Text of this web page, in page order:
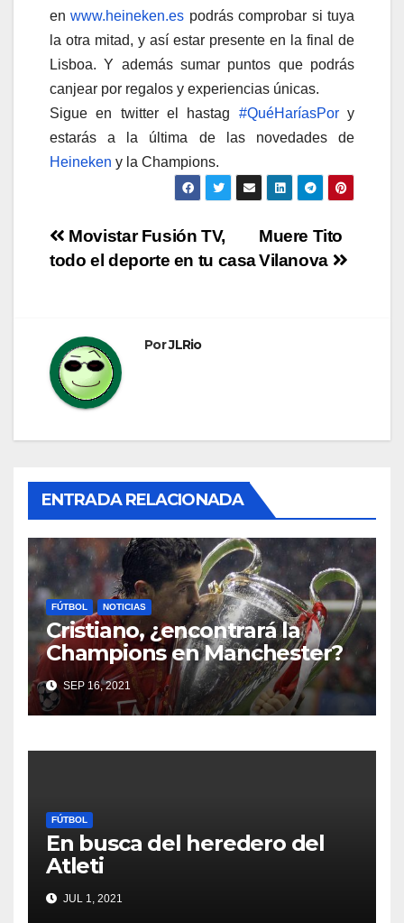
enwww.heineken.es podrás comprobar si tuya
la otra mitad, y así estar presente en la final de
Lisboa. Y además sumar puntos que podrás
canjear por regalos y experiencias únicas.
Sigue en twitter el hastag #QuéHaríasPory
estarás a la última de las novedades de
Heineken y la Champions.
Navegación
Muere Tito
Vilanova
Movistar Fusión TV,
todo el deporte en tu casa
PorJLRio
ENTRADA RELACIONADA
FÚTBOL NOTICIAS
Cristiano, ¿encontrará la
Champions en Manchester?
SEP 16, 2021
FÚTBOL
En busca del heredero del
Atleti
JUL 1, 2021